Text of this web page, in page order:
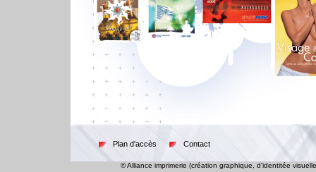
Plan d'accès Contact
© Alliance imprimerie (création graphique, d'identitée